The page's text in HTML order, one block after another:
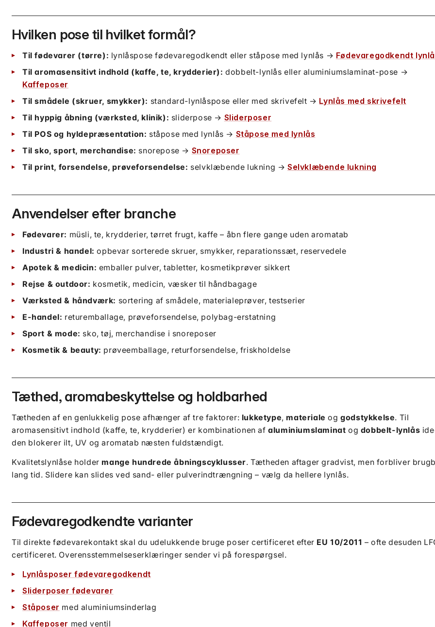
Hvilken pose til hvilket formål?
Til fødevarer (tørre): lynlåspose fødevaregodkendt eller ståpose med lynlås → Fødevaregodkendt
Til aromasensitivt indhold (kaffe, te, krydderier): dobbelt-lynlås eller aluminiumslaminat-pose →
Kaffeposer
Til smådele (skruer, smykker): standard-lynlåspose eller med skrivefelt → Lynlås med skrivefelt
Til hyppig åbning (værksted, klinik): sliderpose → Sliderposer
Til POS og hyldepræsentation: ståpose med lynlås → Ståpose med lynlås
Til sko, sport, merchandise: snorepose → Snoreposer
Til print, forsendelse, prøveforsendelse: selvklæbende lukning →Selvklæbende lukning
Anvendelser efter branche
Fødevarer: müsli, te, krydderier, tørret frugt, kaffe – åbn flere gange uden aromatab
Industri & handel: opbevar sorterede skruer, smykker, reparationssæt, reservedele
Apotek & medicin: emballer pulver, tabletter, kosmetikprøver sikkert
Rejse & outdoor: kosmetik, medicin, væsker til håndbagage
Værksted & håndværk: sortering af smådele, materialeprøver, testserier
E-handel: returemballage, prøveforsendelse, polybag-erstatning
Sport & mode: sko, tøj, merchandise i snoreposer
Kosmetik & beauty: prøveemballage, returforsendelse, friskholdelse
Tæthed, aromabeskyttelse og holdbarhed
Tætheden af en genlukkelig pose afhænger af tre faktorer: lukketype, materiale oggodstykkelse. Til
aromasensitivt indhold (kaffe, te, krydderier) er kombinationen afaluminiumslaminat og dobbelt-lynlås
den blokerer ilt, UV og aromatab næsten fuldstændigt.
Kvalitetslynlåse holder mange hundrede åbningscyklusser. Tætheden aftager gradvist, men forbliver
lang tid. Slidere kan slides ved sand- eller pulverindtrængning – vælg da hellere lynlås.
Fødevaregodkendte varianter
Til direkte fødevarekontakt skal du udelukkende bruge poser certificeret efter EU 10/2011 – ofte desuden
certificeret. Overensstemmelseserklæringer sender vi på forespørgsel.
Lynlåsposer fødevaregodkendt
Sliderposer fødevarer
Ståposer med aluminiumsinderlag
Kaffeposer med ventil